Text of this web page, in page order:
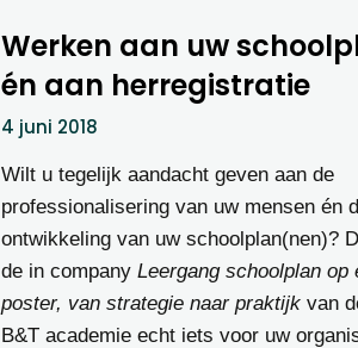
Werken aan uw
én aan herregistratie
4 juni 2018
Wilt u tegelijk aandacht geven aan de
professionalisering van uw mensen én
ontwikkeling van uw schoolplan(nen)?
de in company Leergang schoolplan op
poster, van strategie naar praktijk van
B&T academie echt iets voor uw